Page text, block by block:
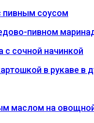
пивным соусом
пивном
с сочной начинкой
в рукаве в
маслом на